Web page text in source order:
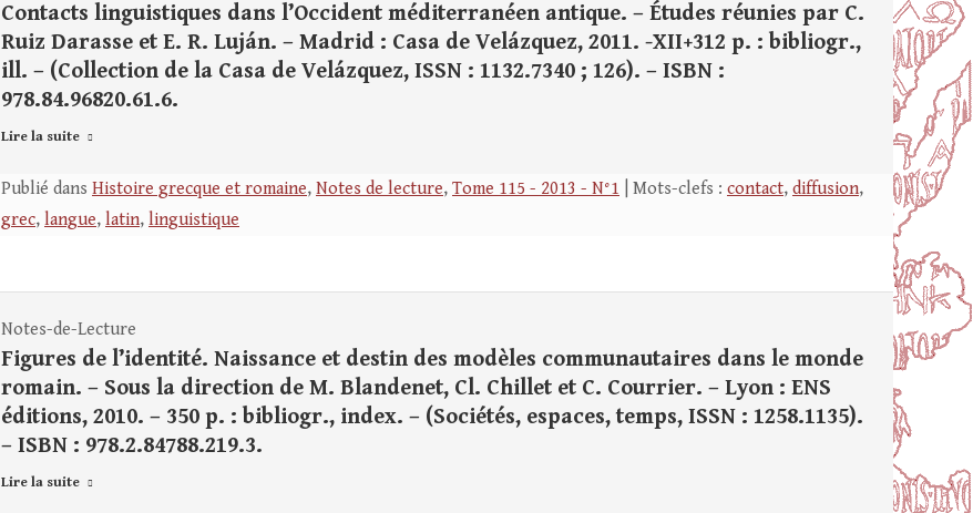
Contacts linguistiques dans l’Occident méditerranéen antique. – Études réunies par C.
Ruiz Darasse et E. R. Luján. – Madrid : Casa de Velázquez, 2011. -XII+312 p. : bibliogr.,
ill. – (Collection de la Casa de Velázquez, ISSN : 1132.7340 ; 126). – ISBN :
978.84.96820.61.6.
Lire la suite
Publié dans Histoire grecque et romaine, Notes de lecture, Tome 115 - 2013 - N°1 | Mots-clefs : contact, diffusion,
grec, langue, latin, linguistique
Notes-de-Lecture
Figures de l’identité. Naissance et destin des modèles communautaires dans le monde
romain. – Sous la direction de M. Blandenet, Cl. Chillet et C. Courrier. – Lyon : ENS
éditions, 2010. – 350 p. : bibliogr., index. – (Sociétés, espaces, temps, ISSN : 1258.1135).
– ISBN : 978.2.84788.219.3.
Lire la suite